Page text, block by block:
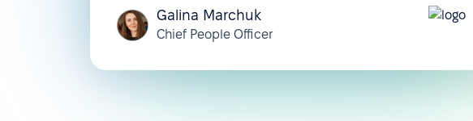
Galina Marchuk
Chief People Officer